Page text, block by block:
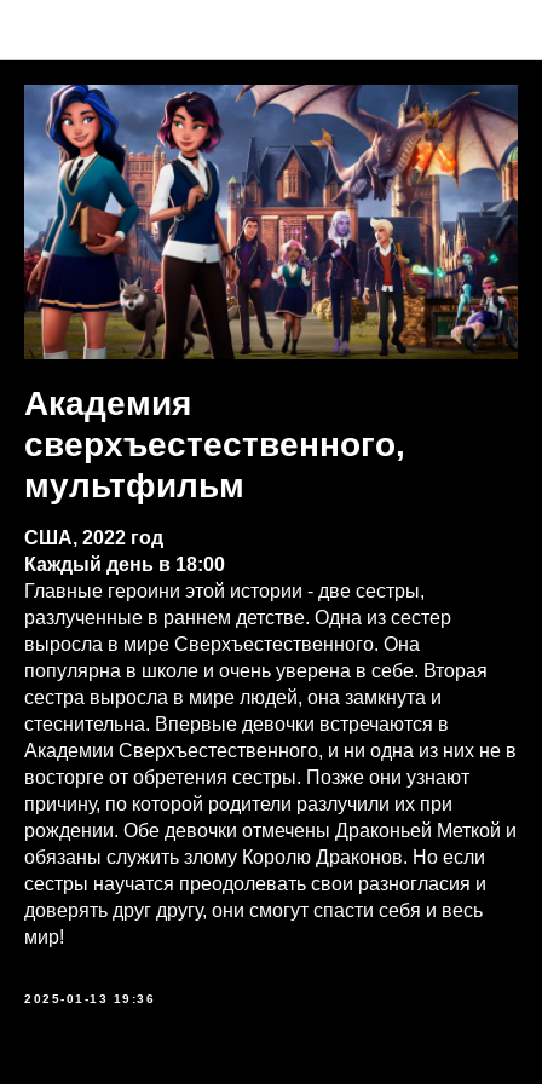
Академия
сверхъестественного,
мультфильм
США, 2022 год
Каждый день в 18:00
Главные героини этой истории - две сестры,
разлученные в раннем детстве. Одна из сестер
выросла в мире Сверхъестественного. Она
популярна в школе и очень уверена в себе. Вторая
сестра выросла в мире людей, она замкнута и
стеснительна. Впервые девочки встречаются в
Академии Сверхъестественного, и ни одна из них не в
восторге от обретения сестры. Позже они узнают
причину, по которой родители разлучили их при
рождении. Обе девочки отмечены Драконьей Меткой и
обязаны служить злому Королю Драконов. Но если
сестры научатся преодолевать свои разногласия и
доверять друг другу, они смогут спасти себя и весь
мир!
2025-01-13 19:36